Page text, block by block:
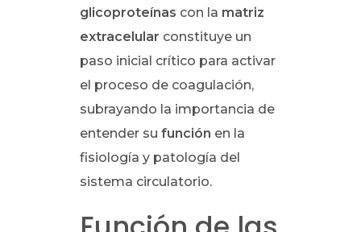
glicoproteínas con la matriz
extracelular constituye un
paso inicial crítico para activar
el proceso de coagulación,
subrayando la importancia de
entender sufunción en la
fisiología y patología del
sistema circulatorio.